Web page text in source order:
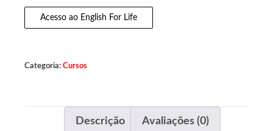
Acesso ao English For Life
Categoria: Cursos
Descrição Avaliações (0)